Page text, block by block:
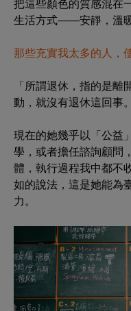
把這些顏色的質感混在
生活方式——安靜，溫暖
那些充實我太多的人，
「所謂退休，指的是
動，就沒有退休這回事
現在的她幾乎以「公益
學，或者擔任諮詢顧問
體，執行過程我中都不
如的說法，這是她能為
力。